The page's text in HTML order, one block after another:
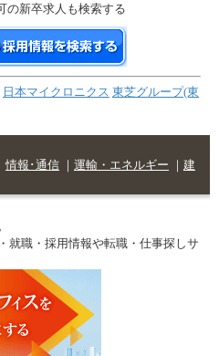
の新卒求人も検索する
日本マイクロニクス 東芝グループ(東
情報･通信 ｜ 運輸・エネルギー ｜ 建
就職・採用情報や転職・仕事探しサ